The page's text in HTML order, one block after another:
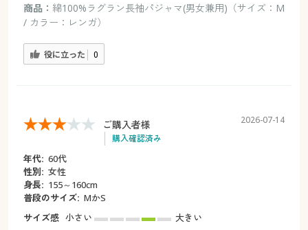
商品： 綿100%ラグラン長袖パジャマ(男女兼用)（サイズ：M
/ カラー：レンガ）
役に立った 0
ご購入者様
購入確認済み
2026-07-14
年代: 60代
性別: 女性
身長: 155～160cm
普段のサイズ: MかS
サイズ感 小さい
大きい